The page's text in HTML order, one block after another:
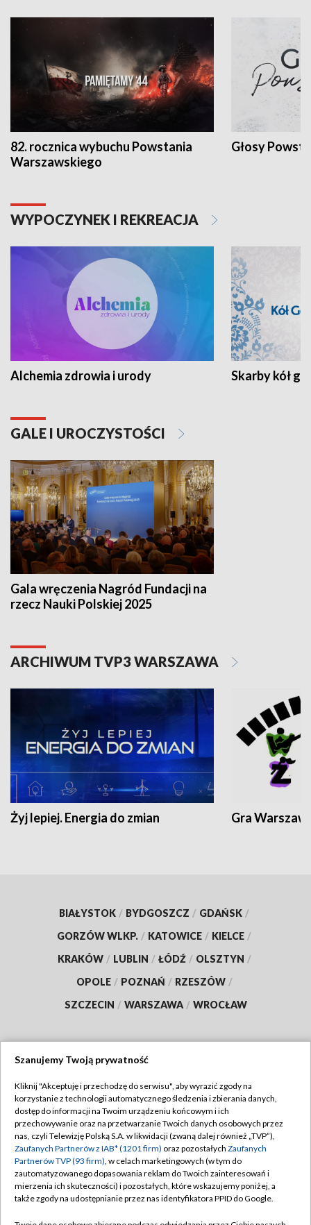
82. rocznica wybuchu Powstania
Warszawskiego
Głosy
WYPOCZYNEK I REKREACJA
Alchemia zdrowia i urody Skarby kół
GALE I UROCZYSTOŚCI
Gala wręczenia Nagród Fundacji na
rzecz Nauki Polskiej 2025
ARCHIWUM TVP3 WARSZAWA
Żyj lepiej. Energia do zmian Gra
BIAŁYSTOK / BYDGOSZCZ / GDAŃSK /
GORZÓW WLKP. / KATOWICE / KIELCE /
KRAKÓW / LUBLIN / ŁÓDŹ / OLSZTYN /
OPOLE / POZNAŃ / RZESZÓW /
SZCZECIN / WARSZAWA / WROCŁAW
TVP
Abonament TVP
Emisja w TVP
Centrum informacji TVP
Naziemna Telewizja Cyfrowa
Regulamin TVP
Polityka prywatności
Moje zgody
Pomoc
Szanujemy Twoją prywatność
Kliknij "Akceptuję i przechodzę do serwisu", aby wyrazić zgody na
korzystanie z technologii automatycznego śledzenia i zbierania danych,
dostęp do informacji na Twoim urządzeniu końcowym i ich
przechowywanie oraz na przetwarzanie Twoich danych osobowych przez
nas, czyli Telewizję Polską S.A. w likwidacji (zwaną dalej również „TVP”),
Zaufanych Partnerów z IAB* (1201 firm) oraz pozostałych Zaufanych
Partnerów TVP (93 firm), w celach marketingowych (w tym do
zautomatyzowanego dopasowania reklam do Twoich zainteresowań i
mierzenia ich skuteczności) i pozostałych, które wskazujemy poniżej, a
także zgody na udostępnianie przez nas identyfikatora PPID do Google.